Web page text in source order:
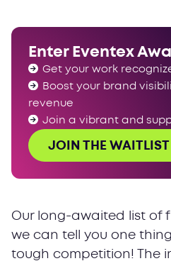
Our long-awaited list of
we can tell you one
tough competition! The
Enter Eventex
Get your work
Boost your brand
revenue
Join a vibrant and
JOIN THE WAITLIST